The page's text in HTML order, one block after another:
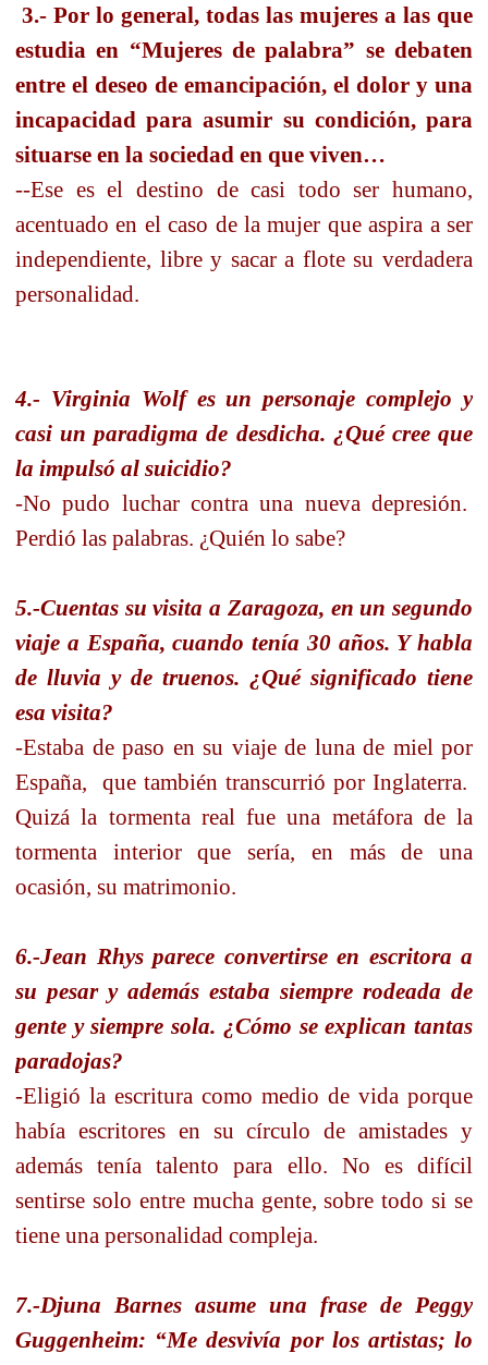
3.- Por lo general, todas las mujeres a las que
estudia en “Mujeres de palabra” se debaten
entre el deseo de emancipación, el dolor y una
incapacidad para asumir su condición, para
situarse en la sociedad en que viven…
--Ese es el destino de casi todo ser humano,
acentuado en el caso de la mujer que aspira a ser
independiente, libre y sacar a flote su verdadera
personalidad.
4.- Virginia Wolf es un personaje complejo y
casi un paradigma de desdicha. ¿Qué cree que
la impulsó al suicidio?
-No pudo luchar contra una nueva depresión.
Perdió las palabras. ¿Quién lo sabe?
5.-Cuentas su visita a Zaragoza, en un segundo
viaje a España, cuando tenía 30 años. Y habla
de lluvia y de truenos. ¿Qué significado tiene
esa visita?
-Estaba de paso en su viaje de luna de miel por
España,
que también transcurrió por Inglaterra.
Quizá la tormenta real fue una metáfora de la
tormenta interior que sería, en más de una
ocasión, su matrimonio.
6.-Jean Rhys parece convertirse en escritora a
su pesar y además estaba siempre rodeada de
gente y siempre sola. ¿Cómo se explican tantas
paradojas?
-Eligió la escritura como medio de vida porque
había escritores en su círculo de amistades y
además tenía talento para ello. No es difícil
sentirse solo entre mucha gente, sobre todo si se
tiene una personalidad compleja.
7.-Djuna Barnes asume una frase de Peggy
Guggenheim: “Me desvivía por los artistas; lo